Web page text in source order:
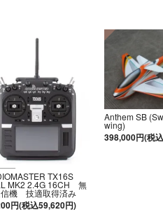
TX16S
MK2 2.4G 16CH 無
機 技適取得済み
円(税込59,620円)
Anthem SB
wing)
398,000円(税